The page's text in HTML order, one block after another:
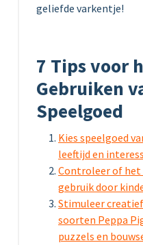
geliefde varkentje!
7 Tips voor
Gebruiken
Speelgoed
Kies speelgoed
leeftijd en
Controleer of het
gebruik door
Stimuleer
soorten Peppa
puzzels en